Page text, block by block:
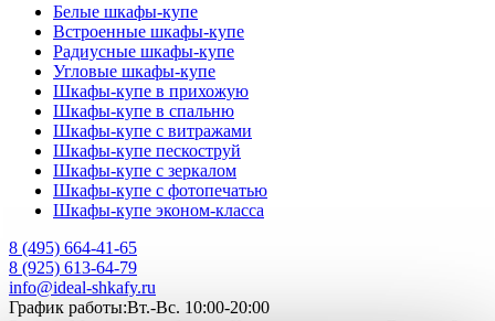
Белые шкафы-купе
Встроенные шкафы-купе
Радиусные шкафы-купе
Угловые шкафы-купе
Шкафы-купе в прихожую
Шкафы-купе в спальню
Шкафы-купе с витражами
Шкафы-купе пескоструй
Шкафы-купе с зеркалом
Шкафы-купе с фотопечатью
Шкафы-купе эконом-класса
8 (495) 664-41-65
8 (925) 613-64-79
info@ideal-shkafy.ru
График работы:Вт.-Вс. 10:00-20:00